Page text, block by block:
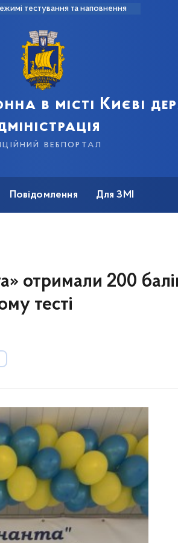
тестування та наповнення
в місті Києві
вебпортал
Повідомлення Для ЗМІ
отримали 200
тесті